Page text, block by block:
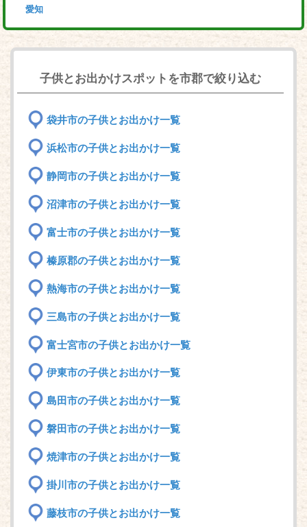
愛知
子供とお出かけスポットを市郡で絞り込む
袋井市の子供とお出かけ一覧
浜松市の子供とお出かけ一覧
静岡市の子供とお出かけ一覧
沼津市の子供とお出かけ一覧
富士市の子供とお出かけ一覧
榛原郡の子供とお出かけ一覧
熱海市の子供とお出かけ一覧
三島市の子供とお出かけ一覧
富士宮市の子供とお出かけ一覧
伊東市の子供とお出かけ一覧
島田市の子供とお出かけ一覧
磐田市の子供とお出かけ一覧
焼津市の子供とお出かけ一覧
掛川市の子供とお出かけ一覧
藤枝市の子供とお出かけ一覧